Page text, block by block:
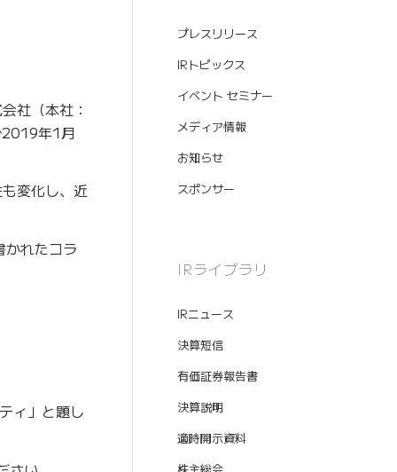
社（本社：
年1月
変化し、近
かれたコラ
ィ」と題し
プレスリリース
IRトピックス
イベント セミナー
メディア情報
お知らせ
スポンサー
IRライブラリ
IRニュース
決算短信
有価証券報告書
決算説明
適時開示資料